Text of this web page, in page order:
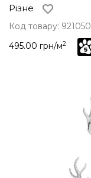
Різне
Код товару: 921050
495.00 грн/м2